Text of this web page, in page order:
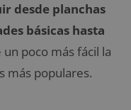
desde planchas
básicas hasta
un poco más fácil la
más populares.